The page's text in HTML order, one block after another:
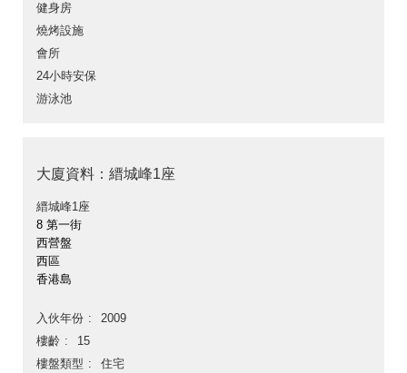
健身房
燒烤設施
會所
24小時安保
游泳池
大廈資料：縉城峰1座
縉城峰1座
8 第一街
西營盤
西區
香港島
入伙年份
2009
樓齡
15
樓盤類型
住宅